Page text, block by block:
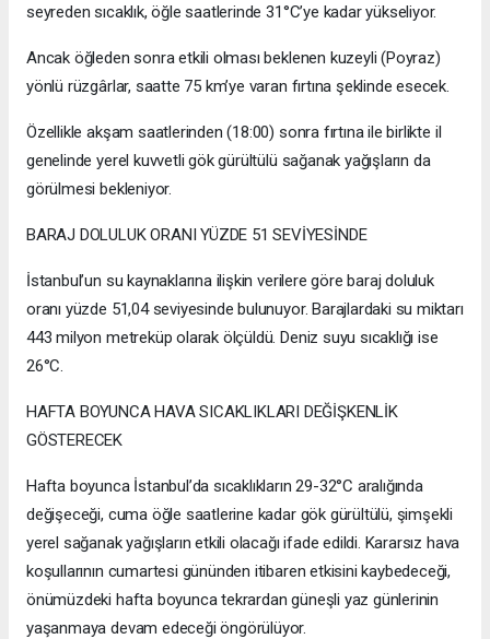
seyreden sıcaklık, öğle saatlerinde 31°C’ye kadar yükseliyor.
Ancak öğleden sonra etkili olması beklenen kuzeyli (Poyraz)
yönlü rüzgârlar, saatte 75 km’ye varan fırtına şeklinde esecek.
Özellikle akşam saatlerinden (18:00) sonra fırtına ile birlikte il
genelinde yerel kuvvetli gök gürültülü sağanak yağışların da
görülmesi bekleniyor.
BARAJ DOLULUK ORANI YÜZDE 51 SEVİYESİNDE
İstanbul’un su kaynaklarına ilişkin verilere göre baraj doluluk
oranı yüzde 51,04 seviyesinde bulunuyor. Barajlardaki su miktarı
443 milyon metreküp olarak ölçüldü. Deniz suyu sıcaklığı ise
26°C.
HAFTA BOYUNCA HAVA SICAKLIKLARI DEĞİŞKENLİK
GÖSTERECEK
Hafta boyunca İstanbul’da sıcaklıkların 29-32°C aralığında
değişeceği, cuma öğle saatlerine kadar gök gürültülü, şimşekli
yerel sağanak yağışların etkili olacağı ifade edildi. Kararsız hava
koşullarının cumartesi gününden itibaren etkisini kaybedeceği,
önümüzdeki hafta boyunca tekrardan güneşli yaz günlerinin
yaşanmaya devam edeceği öngörülüyor.